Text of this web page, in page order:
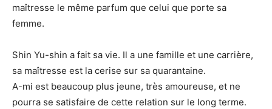
maîtresse le même parfum que celui que porte sa
femme.
Shin Yu-shin a fait sa vie. Il a une famille et une carrière,
sa maîtresse est la cerise sur sa quarantaine.
A-mi est beaucoup plus jeune, très amoureuse, et ne
pourra se satisfaire de cette relation sur le long terme.